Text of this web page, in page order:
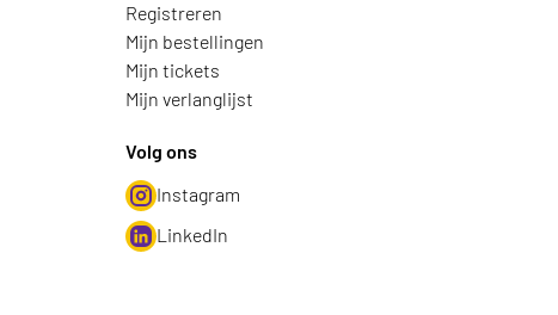
Registreren
Mijn bestellingen
Mijn tickets
Mijn verlanglijst
Volg ons
Instagram
LinkedIn